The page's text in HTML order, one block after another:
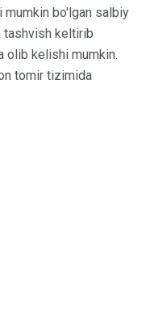
bo'lgan salbiy
tashvish keltirib
olib kelishi mumkin.
tomir tizimida